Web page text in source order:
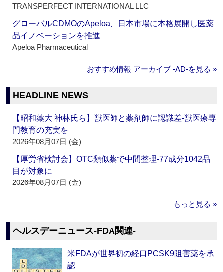
TRANSPERFECT INTERNATIONAL LLC
グローバルCDMOのApeloa、日本市場に本格展開し医薬
品イノベーションを推進
Apeloa Pharmaceutical
おすすめ情報 アーカイブ ‐AD‐を見る »
HEADLINE NEWS
【昭和薬大 神林氏ら】獣医師と薬剤師に認識差‐獣医療専
門教育の充実を
2026年08月07日 (金)
【厚労省検討会】OTC類似薬で中間整理‐77成分1042品
目が対象に
2026年08月07日 (金)
もっと見る »
ヘルスデーニュース‐FDA関連‐
米FDAが世界初の経口PCSK9阻害薬を承
認